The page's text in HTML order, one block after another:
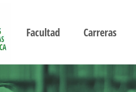
Facultad Carreras